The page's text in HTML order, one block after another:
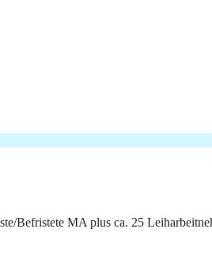
Befristete MA plus ca. 25